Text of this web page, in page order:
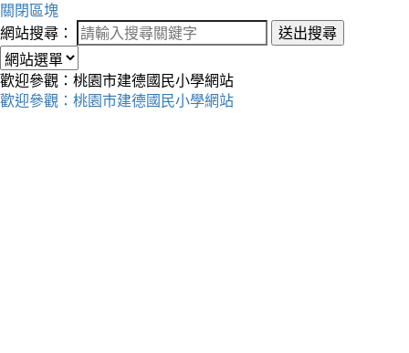
關閉區塊
網站搜尋：
送出搜尋
歡迎參觀：桃園市建德國民小學網站
歡迎參觀：桃園市建德國民小學網站